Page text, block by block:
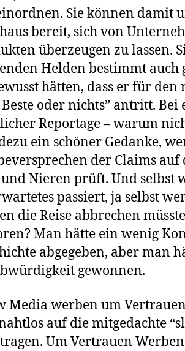
Sie können damit
bereit, sich von
überzeugen zu lassen.
Helden bestimmt auch
hätten, dass er für
Beste oder nichts” antritt.
Reportage – warum
ein schöner Gedanke,
der Claims auf
Nieren prüft. Und selbst
passiert, ja selbst
die Reise abbrechen
Man hätte ein wenig
abgegeben, aber man
gewonnen.
Media werben um
auf die mitgedachte
Um Vertrauen